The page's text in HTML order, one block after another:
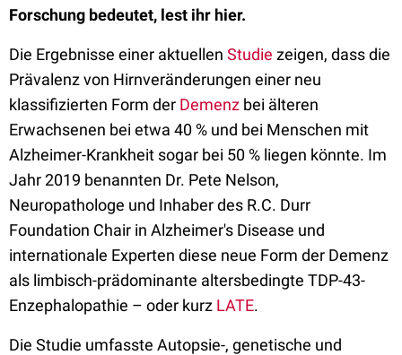
Forschung bedeutet, lest ihr hier.
Die Ergebnisse einer aktuellen Studie zeigen, dass die
Prävalenz von Hirnveränderungen einer neu
klassifizierten Form der Demenz bei älteren
Erwachsenen bei etwa 40 % und bei Menschen mit
Alzheimer-Krankheit sogar bei 50 % liegen könnte. Im
Jahr 2019 benannten Dr. Pete Nelson,
Neuropathologe und Inhaber des R.C. Durr
Foundation Chair in Alzheimer's Disease und
internationale Experten diese neue Form der Demenz
als limbisch-prädominante altersbedingte TDP-43-
Enzephalopathie – oder kurz LATE.
Die Studie umfasste Autopsie-, genetische und